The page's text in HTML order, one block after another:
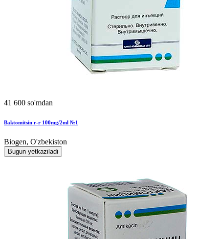
41 600 so'mdan
Baktomitsin r-r 100mg/2ml №1
Biogen, O'zbekiston
Bugun yetkaziladi